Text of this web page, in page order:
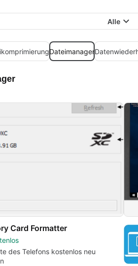
Alle
Dateimanager
Card Formatter
des Telefons kostenlos neu